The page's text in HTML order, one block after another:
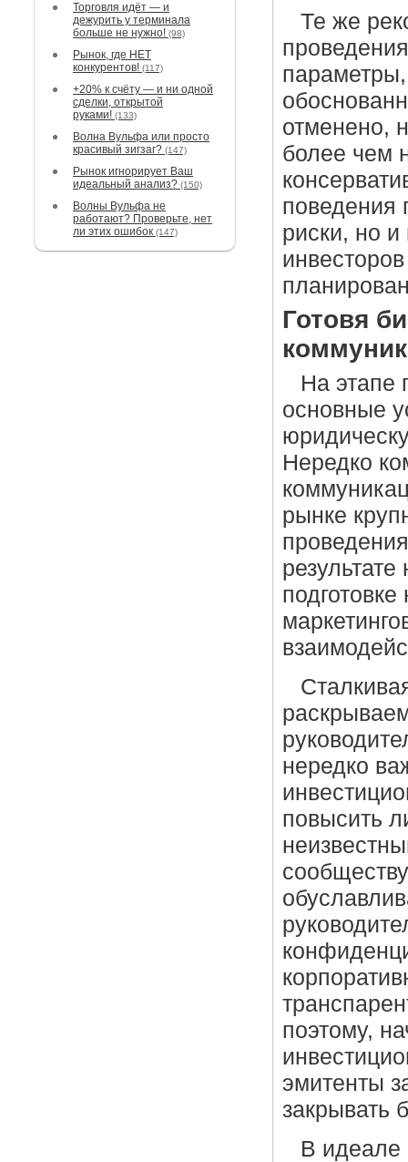
Торговля идёт — и
дежурить у терминала
больше не нужно! (98)
Рынок, где НЕТ
конкурентов! (117)
+20% к счёту — и ни одной
сделки, открытой
руками! (133)
Волна Вульфа или просто
красивый зигзаг? (147)
Рынок игнорирует Ваш
идеальный анализ? (150)
Волны Вульфа не
работают? Проверьте, нет
ли этих ошибок (147)
Те же
отменено,
более чем
поведения
риски, но
Готовя
На этапе
основные
Нередко
рынке
нередко
повысить
поэтому,
эмитенты
закрывать
В идеале